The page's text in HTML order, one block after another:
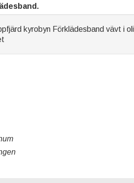
kyrobyn Förklädesband vävt i